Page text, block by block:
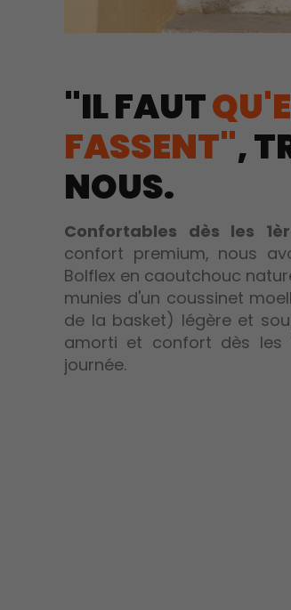
"IL FAUT
FASSENT",
NOUS.
Confortables dès les
confort premium, nous
Bolflex en caoutchouc
munies d'un coussinet
de la basket) légère et
amorti et confort dès les
journée.